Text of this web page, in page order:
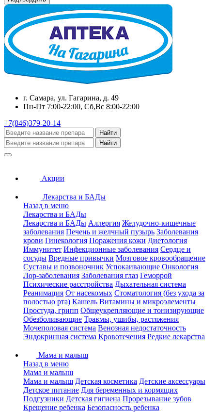
г. Самара, ул. Гагарина, д. 49
Пн-Пт 7:00-22:00, Сб,Вс 8:00-22:00
+7(846)379-20-14
Найти
Найти
Акции
Лекарства и БАДы
Назад в меню
Лекарства и БАДы
Лекарства и БАДы Аллергия Желудочно-кишечные
заболевания Печень и желчный пузырь Заболевания
крови Гинекология Поражения кожи Диетология
Иммунитет Инфекционные заболевания Сердце и
сосуды Вредные привычки Мозговое кровообращение
Суставы и позвоночник Успокаивающие Онкология
Лор-заболевания Заболевания глаз Геморрой
Психические расстройства Дыхательная система
Реанимация От насекомых Стоматология (без ухода за
полостью рта) Кашель Витамины и микроэлементы
Простуда, грипп Общеукрепляющие и тонизирующие
Обезболивающие Травмы, ушибы, растяжения
Мочеполовая система Венозная недостаточность
Эндокринная система Кровотечения Редкие лекарства
Мама и малыш
Назад в меню
Мама и малыш
Мама и малыш Детская косметика Детские аксессуары
Детское питание Для беременных и кормящих
Подгузники Детская гигиена Прорезывание зубов
Крещение ребенка Безопасность ребенка